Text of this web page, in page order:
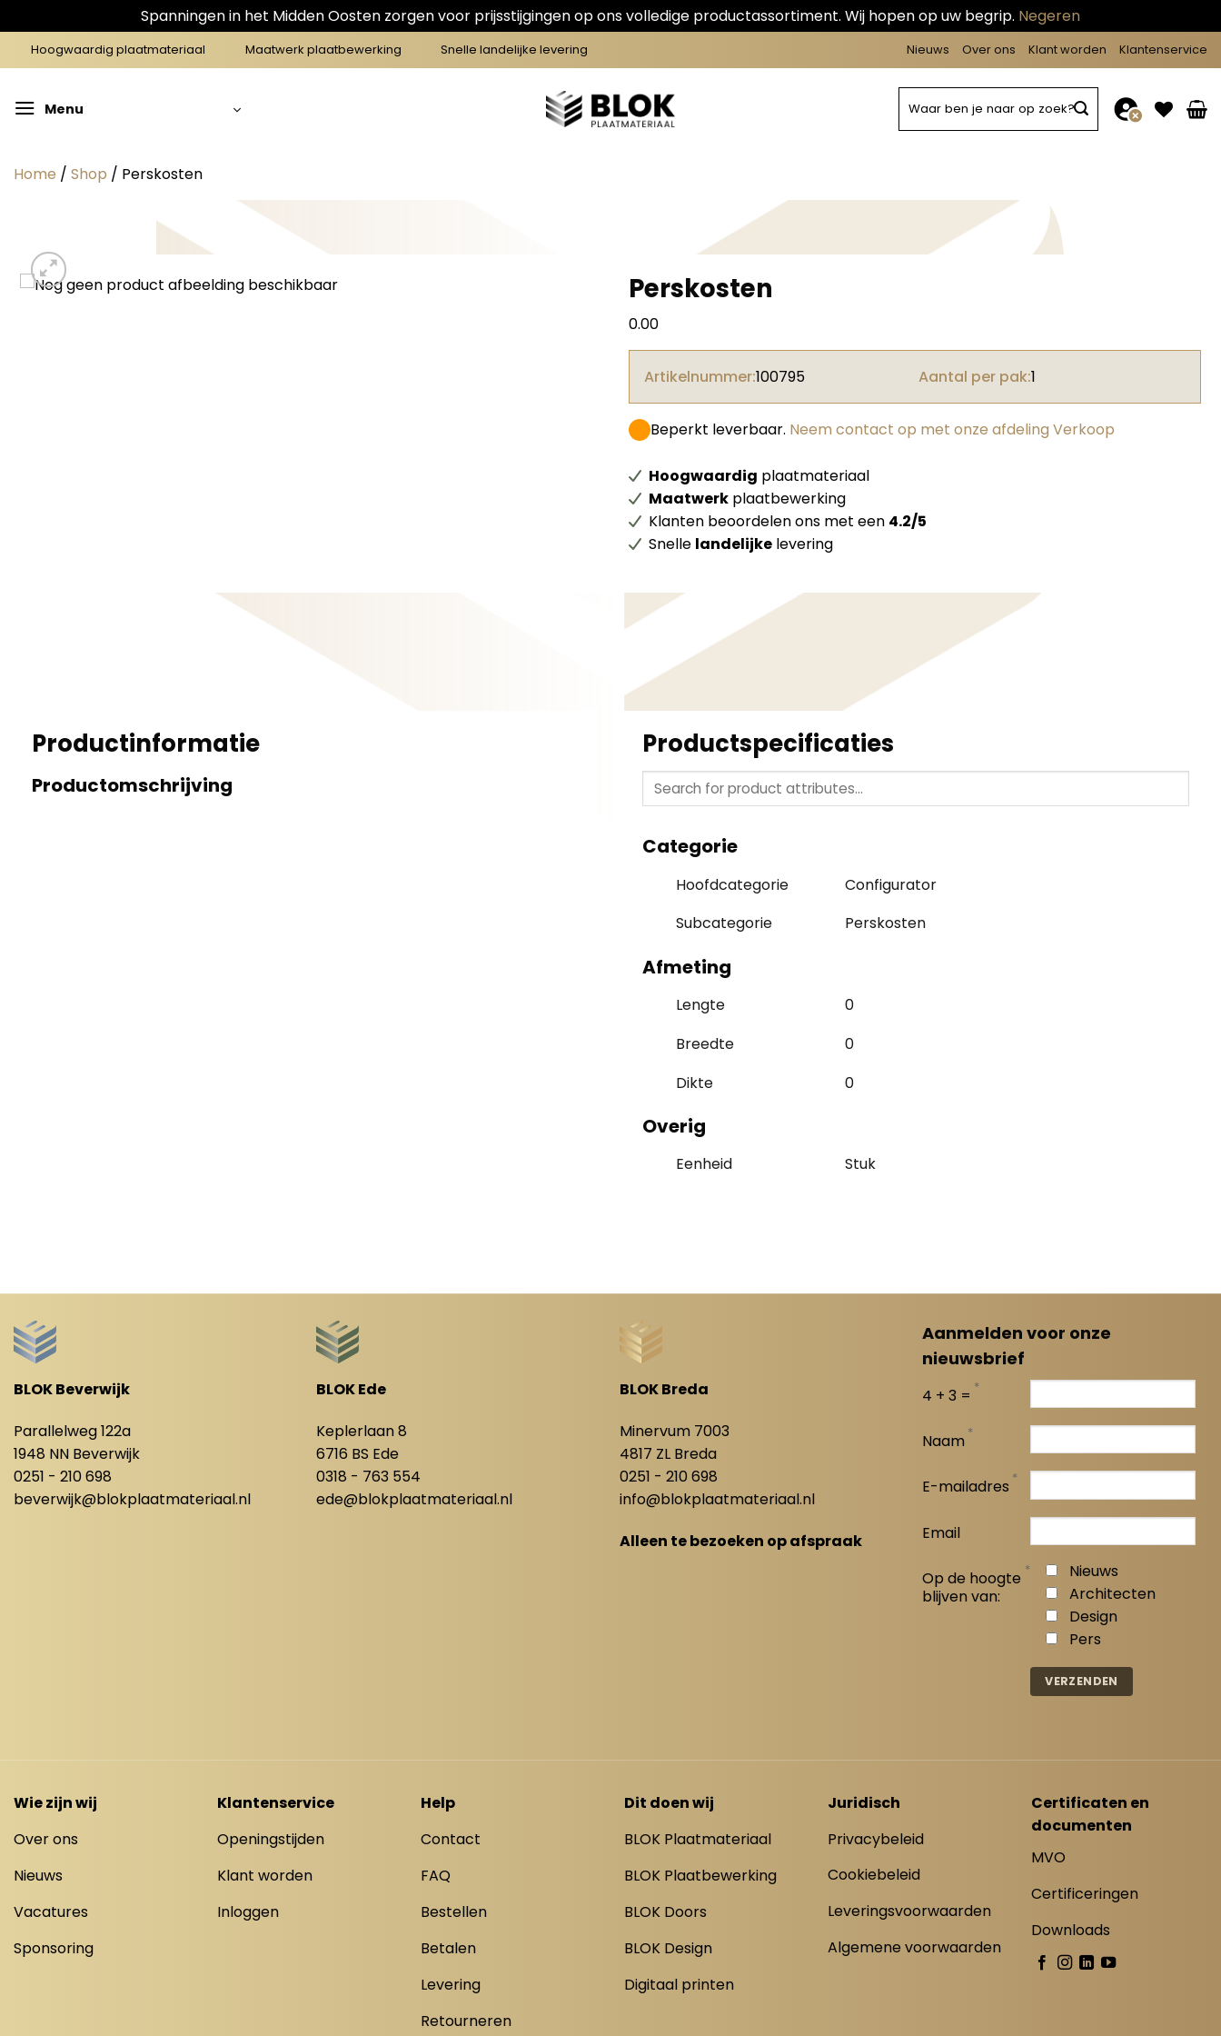
Spanningen in het Midden Oosten zorgen voor prijsstijgingen op ons volledige productassortiment. Wij hopen op uw begrip. Negeren
naar
Hoogwaardig plaatmateriaal Maatwerk plaatbewerking Snelle landelijke levering Nieuws Over ons Klant worden Klantenservice
Menu
naar:
Home / Shop / Perskosten
Perskosten
0.00
Artikelnummer:100795 Aantal per pak:1
Beperkt leverbaar. Neem contact op met onze afdeling Verkoop
Hoogwaardig plaatmateriaal
Maatwerk plaatbewerking
Klanten beoordelen ons met een 4.2/5
Snelle landelijke levering
Productinformatie
Productomschrijving
Productspecificaties
Categorie
Hoofdcategorie
Configurator
Subcategorie
Perskosten
Afmeting
Lengte
0
Breedte
0
Dikte
0
Overig
Eenheid Stuk
BLOK Beverwijk
Parallelweg 122a
1948 NN Beverwijk
0251 - 210 698
beverwijk@blokplaatmateriaal.nl
BLOK Ede
Keplerlaan 8
6716 BS Ede
0318 - 763 554
ede@blokplaatmateriaal.nl
BLOK Breda
Minervum 7003
4817 ZL Breda
0251 - 210 698
info@blokplaatmateriaal.nl
Alleen te bezoeken op afspraak
Aanmelden voor onze
nieuwsbrief
4 + 3 = *
Naam *
E-mailadres *
Email
Op de hoogte
blijven van:
*
Nieuws
Architecten
Design
Pers
Wie zijn wij
Over ons
Nieuws
Vacatures
Sponsoring
Klantenservice
Openingstijden
Klant worden
Inloggen
Help
Contact
FAQ
Bestellen
Betalen
Levering
Retourneren
Dit doen wij
BLOK Plaatmateriaal
BLOK Plaatbewerking
BLOK Doors
BLOK Design
Digitaal printen
Juridisch
Privacybeleid
Cookiebeleid
Leveringsvoorwaarden
Algemene voorwaarden
Certificaten en
documenten
MVO
Certificeringen
Downloads